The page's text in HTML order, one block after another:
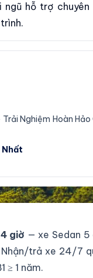
hỗ trợ chuyên
Nghiệm Hoàn Hảo
Nhất
giờ — xe Sedan 5
trả xe 24/7
≥ 1 năm.